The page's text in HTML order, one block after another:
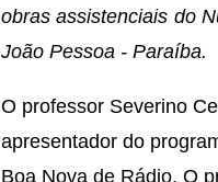
obras assistenciais do
João Pessoa - Paraíba.
O professor Severino
apresentador do
Boa Nova de Rádio. O